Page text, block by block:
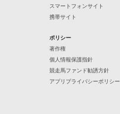
スマートフォンサイト
携帯サイト
ポリシー
著作権
個人情報保護指針
競走馬ファンド勧誘方針
アプリプライバシーポリシー